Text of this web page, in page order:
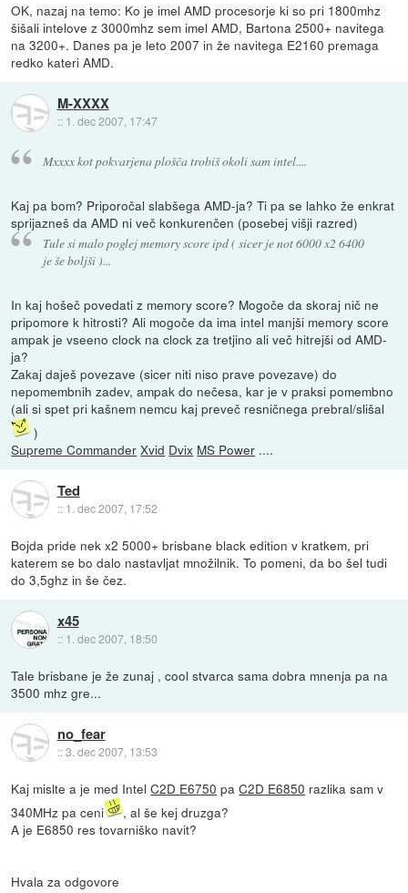
OK, nazaj na temo: Ko je imel AMD procesorje ki so pri 1800mhz
šišali intelove z 3000mhz sem imel AMD, Bartona 2500+ navitega
na 3200+. Danes pa je leto 2007 in že navitega E2160 premaga
redko kateri AMD.
M-XXXX
:: 1. dec 2007, 17:47
Mxxxx kot pokvarjena plošča trobiš okoli sam intel....
Kaj pa bom? Priporočal slabšega AMD-ja? Ti pa se lahko že enkrat
sprijazneš da AMD ni več konkurenčen (posebej višji razred)
Tule si malo poglej memory score ipd ( sicer je not 6000 x2 6400
je še boljši )...
In kaj hošeč povedati z memory score? Mogoče da skoraj nič ne
pripomore k hitrosti? Ali mogoče da ima intel manjši memory score
ampak je vseeno clock na clock za tretjino ali več hitrejši od AMD-
ja?
Zakaj daješ povezave (sicer niti niso prave povezave) do
nepomembnih zadev, ampak do nečesa, kar je v praksi pomembno
(ali si spet pri kašnem nemcu kaj preveč resničnega prebral/slišal
)
Supreme Commander Xvid Dvix MS Power ....
Ted
:: 1. dec 2007, 17:52
Bojda pride nek x2 5000+ brisbane black edition v kratkem, pri
katerem se bo dalo nastavljat množilnik. To pomeni, da bo šel tudi
do 3,5ghz in še čez.
x45
:: 1. dec 2007, 18:50
Tale brisbane je že zunaj , cool stvarca sama dobra mnenja pa na
3500 mhz gre...
no_fear
::3. dec 2007, 13:53
Kaj mislte a je med IntelC2D E6750 paC2D E6850 razlika sam v
340MHz pa ceni
, al še kej druzga?
A je E6850 res tovarniško navit?
Hvala za odgovore